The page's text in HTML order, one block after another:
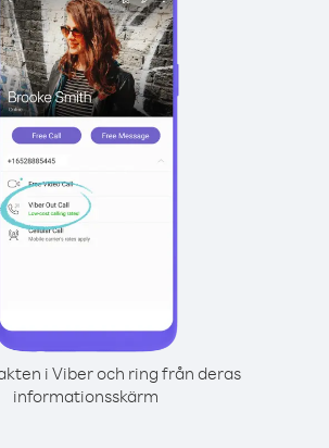
i Viber och ring från deras
informationsskärm